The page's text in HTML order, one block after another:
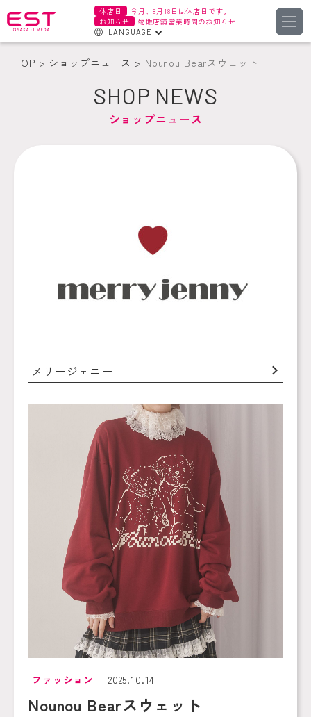
休店日
今月、8月18日は休店日です。
お知らせ
物販店舗営業時間のお知らせ
LANGUAGE
簡体字
繁体字
TOP ショップニュース Nounou Bearスウェット
SHOP NEWS
ショップニュース
メリージェニー
ファッション 2025.10.14
Nounou Bearスウェット